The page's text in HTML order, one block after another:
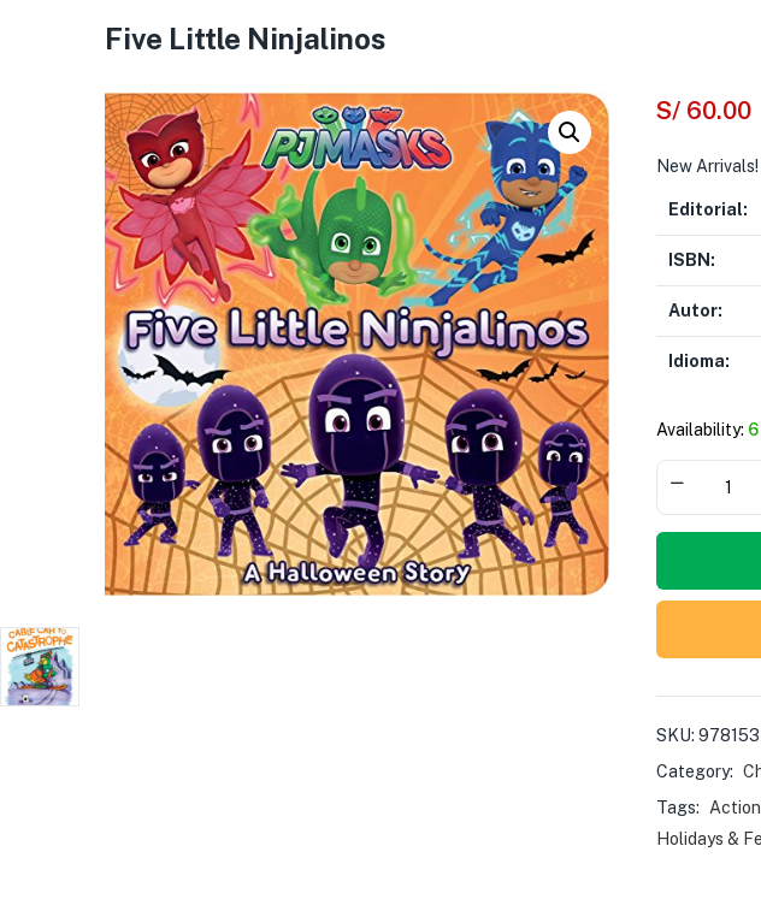
Five Little Ninjalinos
S/60.00
New Arrivals!
Editorial:
ISBN:
Autor:
Idioma:
Availability:
SKU:
Category:
Tags:
Holidays &